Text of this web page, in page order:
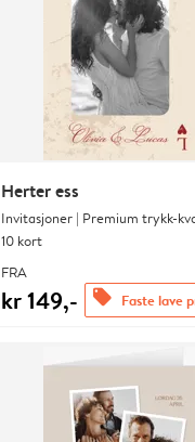
Herter ess
Invitasjoner | Premium trykk-
10 kort
FRA
kr 149,- offers Faste lave